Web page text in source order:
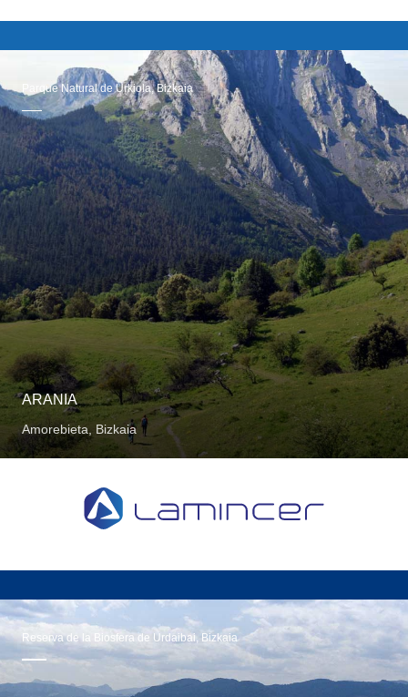
Parque Natural de Urkiola, Bizkaia
ARANIA
Amorebieta, Bizkaia
Reserva de la Biosfera de Urdaibai, Bizkaia